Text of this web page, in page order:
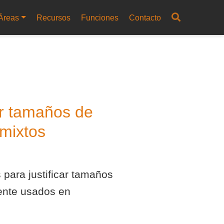
Recursos Funciones Contacto
tamaños de
justificar tamaños
usados en